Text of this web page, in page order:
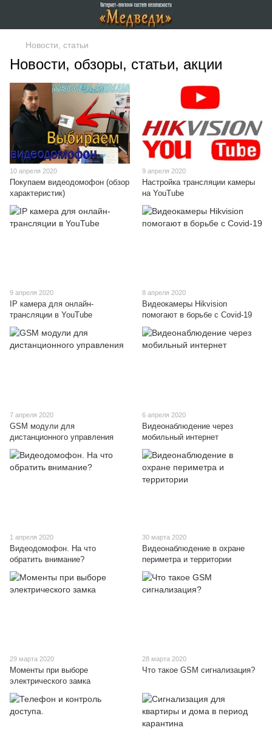
Новости, статьи
Новости, обзоры, статьи, акции
10 апреля 2020
Покупаем видеодомофон (обзор
характеристик)
9 апреля 2020
Настройка трансляции камеры
на YouTube
9 апреля 2020
IP камера для онлайн-
трансляции в YouTube
8 апреля 2020
Видеокамеры Hikvision
помогают в борьбе с Covid-19
7 апреля 2020
GSM модули для
дистанционного управления
6 апреля 2020
Видеонаблюдение через
мобильный интернет
1 апреля 2020
Видеодомофон. На что
обратить внимание?
30 марта 2020
Видеонаблюдение в охране
периметра и территории
29 марта 2020
Моменты при выборе
электрического замка
28 марта 2020
Что такое GSM сигнализация?